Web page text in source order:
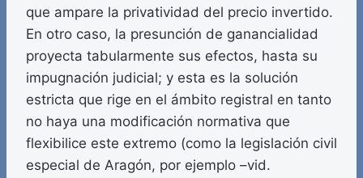
que ampare la privatividad del precio invertido.
En otro caso, la presunción de ganancialidad
proyecta tabularmente sus efectos, hasta su
impugnación judicial; y esta es la solución
estricta que rige en el ámbito registral en tanto
no haya una modificación normativa que
flexibilice este extremo (como la legislación civil
especial de Aragón, por ejemplo –vid.